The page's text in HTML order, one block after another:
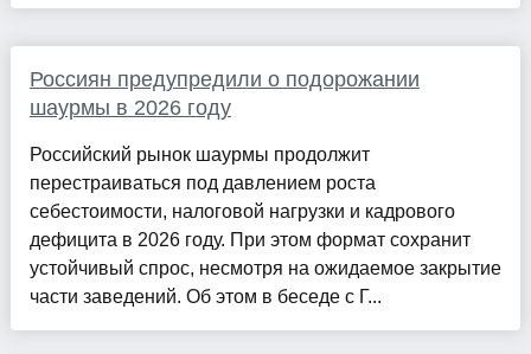
Россиян предупредили о подорожании
шаурмы в 2026 году
Российский рынок шаурмы продолжит
перестраиваться под давлением роста
себестоимости, налоговой нагрузки и кадрового
дефицита в 2026 году. При этом формат сохранит
устойчивый спрос, несмотря на ожидаемое закрытие
части заведений. Об этом в беседе с Г...